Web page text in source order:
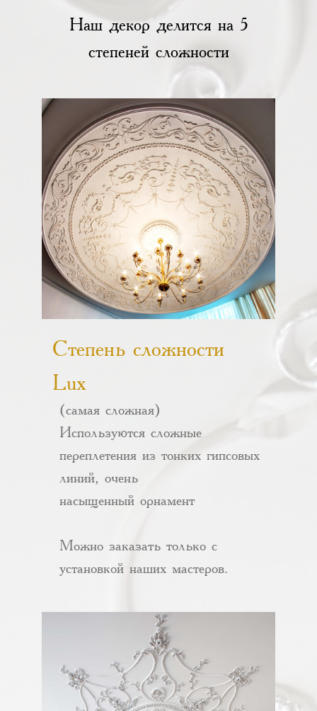
Наш декор делится на 5
степеней сложности
Степень сложности
Lux
(самая сложная)
Используются сложные
переплетения из тонких гипсовых
линий, очень
насыщенный орнамент
Можно заказать только с
установкой наших мастеров.